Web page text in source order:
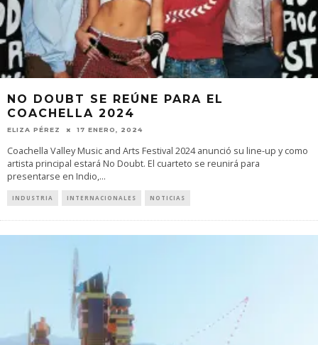
NO DOUBT SE REÚNE PARA EL
COACHELLA 2024
ELIZA PÉREZ 17 ENERO, 2024
Coachella Valley Music and Arts Festival 2024 anunció su line-up y como
artista principal estará No Doubt. El cuarteto se reunirá para
presentarse en Indio,...
INDUSTRIA INTERNACIONALES NOTICIAS